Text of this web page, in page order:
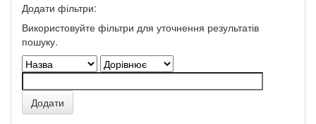
Додати фільтри:
Використовуйте фільтри для уточнення результатів
пошуку.